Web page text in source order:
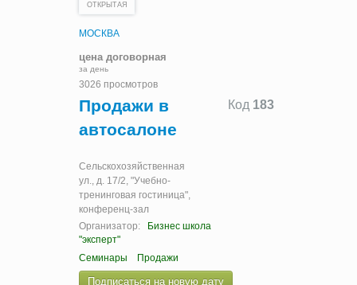
ОТКРЫТАЯ
МОСКВА
цена договорная
за день
3026 просмотров
Код 183
Продажи в
автосалоне
Сельскохозяйственная
ул., д. 17/2, "Учебно-
тренинговая гостиница",
конференц-зал
Организатор:
Бизнес школа
"эксперт"
Семинары
Продажи
Подписаться на новую дату